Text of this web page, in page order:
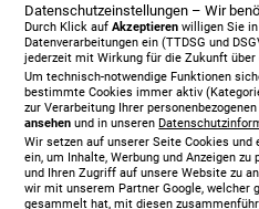
Infopaket
Über uns
Serviceangebot
Datenschutzeinstellungen – Wir
Durch Klick aufAkzeptieren willigen Sie
Datenverarbeitungen ein (TTDSG und
jederzeit mit Wirkung für die Zukunft
Um technisch-notwendige Funktionen
bestimmte Cookies immer aktiv
zur Verarbeitung Ihrer
ansehen und in unseren
Wir setzen auf unserer Seite Cookies
ein, um Inhalte, Werbung und Anzeigen
und Ihren Zugriff auf unsere Website zu
wir mit unserem Partner Google, welcher
gesammelt hat, mit diesen